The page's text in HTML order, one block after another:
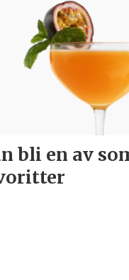
bli en av